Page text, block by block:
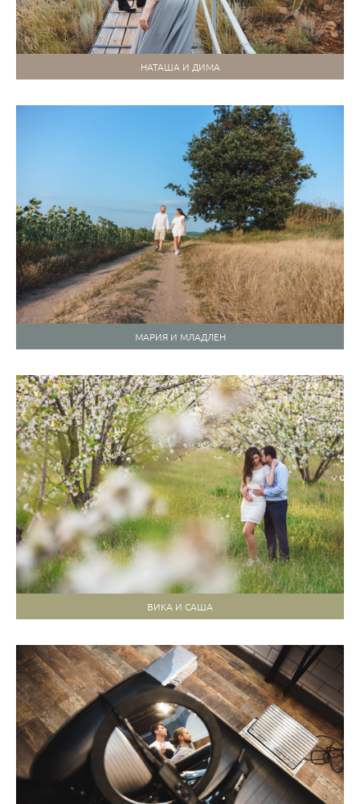
НАТАША И ДИМА
МАРИЯ И МЛАДЛЕН
ВИКА И САША